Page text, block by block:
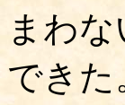
まわ
でき